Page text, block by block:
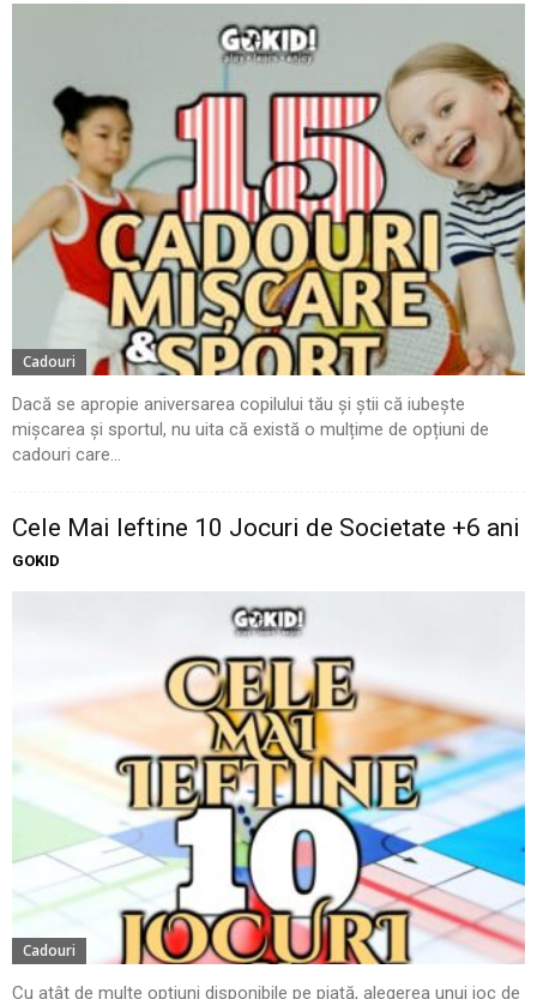
Cadouri
Dacă se apropie aniversarea copilului tău și știi că iubește
mișcarea și sportul, nu uita că există o mulțime de opțiuni de
cadouri care...
Cele Mai Ieftine 10 Jocuri de Societate +6 ani
GOKID
Cadouri
Cu atât de multe opțiuni disponibile pe piață, alegerea unui joc de